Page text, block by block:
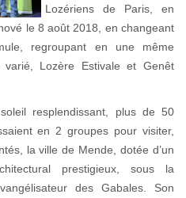
Lozériens de Paris, en
le 8 août 2018, en changeant
regroupant en une même
varié, Lozère Estivale et Genêt
resplendissant, plus de 50
en 2 groupes pour visiter,
la ville de Mende, dotée d’un
prestigieux, sous la
des Gabales. Son